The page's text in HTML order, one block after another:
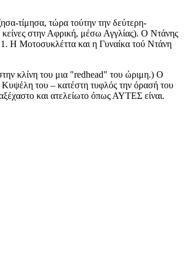
τίμησα, τώρα τούτην την δεύτερη-
κείνες στην Αφρική, μέσω Αγγλίας). Ο Ντάνης
Η Μοτοσυκλέττα και η Γυναίκα τού Ντάνη
κλίνη του μια "redhead" του ώριμη.) Ο
του – κατέστη τυφλός την όρασή του
και ατελείωτο όπως ΑΥΤΕΣ είναι.